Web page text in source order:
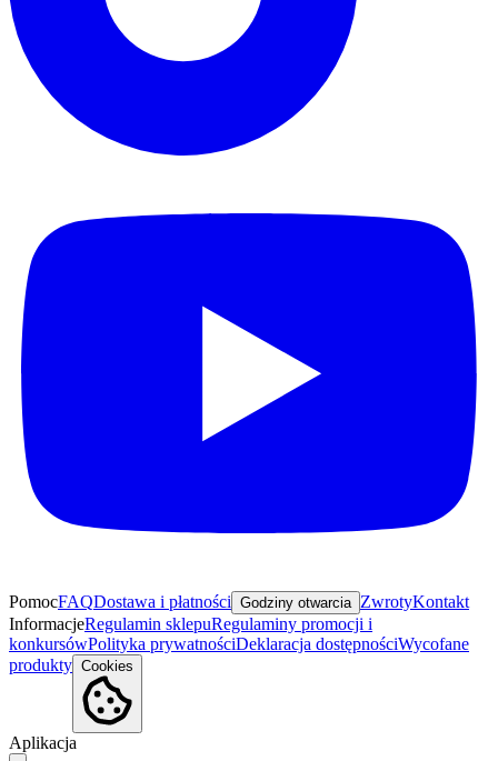
PomocFAQDostawa i płatności Godziny otwarcia ZwrotyKontakt
InformacjeRegulamin sklepuRegulaminy promocji i
konkursówPolityka prywatnościDeklaracja dostępnościWycofane
produkty Cookies
Aplikacja